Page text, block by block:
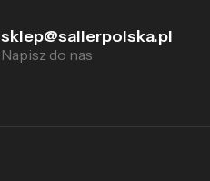
sklep@sallerpolska.pl
Napisz do nas